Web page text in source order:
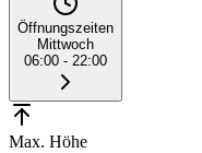
Öffnungszeiten
Mittwoch
06:00 - 22:00
Max. Höhe